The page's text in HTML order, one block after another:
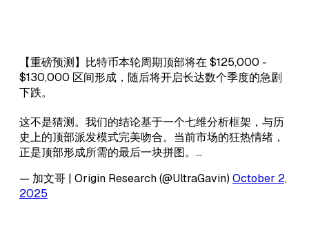
【重磅预测】比特币本轮周期顶部将在 $125,000 -
$130,000 区间形成，随后将开启长达数个季度的急剧
下跌。
这不是猜测。我们的结论基于一个七维分析框架，与历
史上的顶部派发模式完美吻合。当前市场的狂热情绪，
正是顶部形成所需的最后一块拼图。…
— 加文哥 | Origin Research (@UltraGavin) October 2,
2025